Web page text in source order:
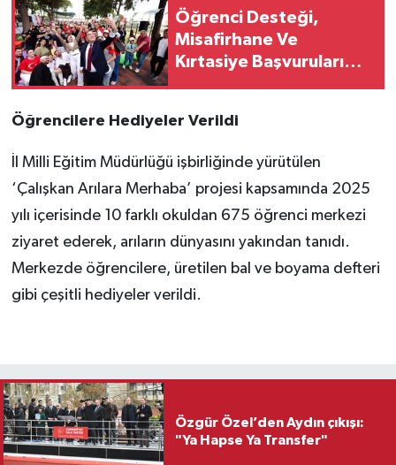
Öğrenci Desteği,
Misafirhane Ve
Kırtasiye Başvuruları
Öğrencilere Hediyeler Verildi
İl Milli Eğitim Müdürlüğü işbirliğinde yürütülen
‘Çalışkan Arılara Merhaba’ projesi kapsamında 2025
yılı içerisinde 10 farklı okuldan 675 öğrenci merkezi
ziyaret ederek, arıların dünyasını yakından tanıdı.
Merkezde öğrencilere, üretilen bal ve boyama defteri
gibi çeşitli hediyeler verildi.
Özgür Özel’den Aydın çıkışı:
"Ya Hapse Ya Transfer"